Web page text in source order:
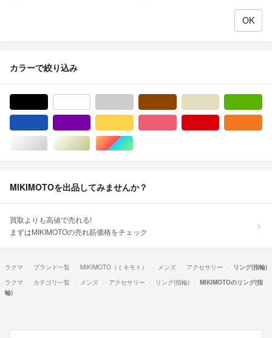
カラーで絞り込み
シルバー/銀色系ゴールド/金色系マルチカラー
MIKIMOTOを出品してみませんか？
買取よりも高値で売れる!
まずはMIKIMOTOの売れ筋価格をチェック
ラクマ ブランド一覧 MIKIMOTO（ミキモト） メンズ アクセサリー
リング(指輪)
ラクマ
カテゴリ一覧 メンズ アクセサリー リング(指輪)
MIKIMOTOのリング(指
輪)